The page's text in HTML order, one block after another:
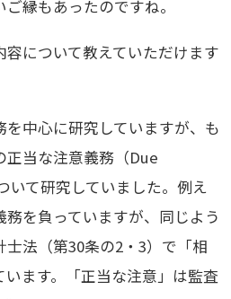
縁もあったのですね。
について教えていただけます
中心に研究していますが、も
正当な注意義務（Due
いて研究していました。例え
を負っていますが、同じよう
法（第30条の2・3）で「相
ます。「正当な注意」は監査